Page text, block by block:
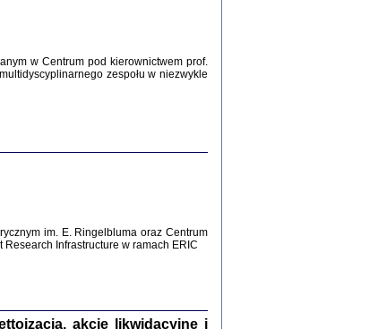
DOM POD ZIEMIĄ ...
w Centrum pod kierownictwem prof.
zespołu w niezwykle
im. E. Ringelbluma oraz Centrum
Infrastructure w ramach ERIC
akcje likwidacyjne i